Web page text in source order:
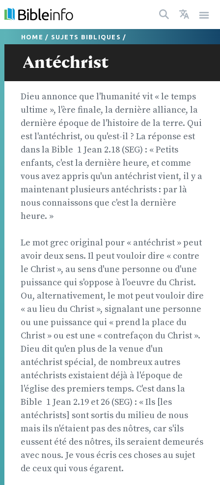
HOME / SUJETS BIBLIQUES /
Antéchrist
Dieu annonce que l'humanité vit « le temps
ultime », l'ère finale, la dernière alliance, la
dernière époque de l'histoire de la terre. Qui
est l'antéchrist, ou qu'est-il ? La réponse est
dans la Bible  1 Jean 2.18 (SEG) : « Petits
enfants, c'est la dernière heure, et comme
vous avez appris qu'un antéchrist vient, il y a
maintenant plusieurs antéchrists : par là
nous connaissons que c'est la dernière
heure. »
Le mot grec original pour « antéchrist » peut
avoir deux sens. Il peut vouloir dire « contre
le Christ », au sens d'une personne ou d'une
puissance qui s'oppose à l'oeuvre du Christ.
Ou, alternativement, le mot peut vouloir dire
« au lieu du Christ », signalant une personne
ou une puissance qui « prend la place du
Christ » ou est une « contrefaçon du Christ ».
Dieu dit qu'en plus de la venue d'un
antéchrist spécial, de nombreux autres
antéchrists existaient déjà à l'époque de
l'église des premiers temps. C'est dans la
Bible  1 Jean 2.19 et 26 (SEG) : « Ils [les
antéchrists] sont sortis du milieu de nous
mais ils n'étaient pas des nôtres, car s'ils
eussent été des nôtres, ils seraient demeurés
avec nous. Je vous écris ces choses au sujet
de ceux qui vous égarent.